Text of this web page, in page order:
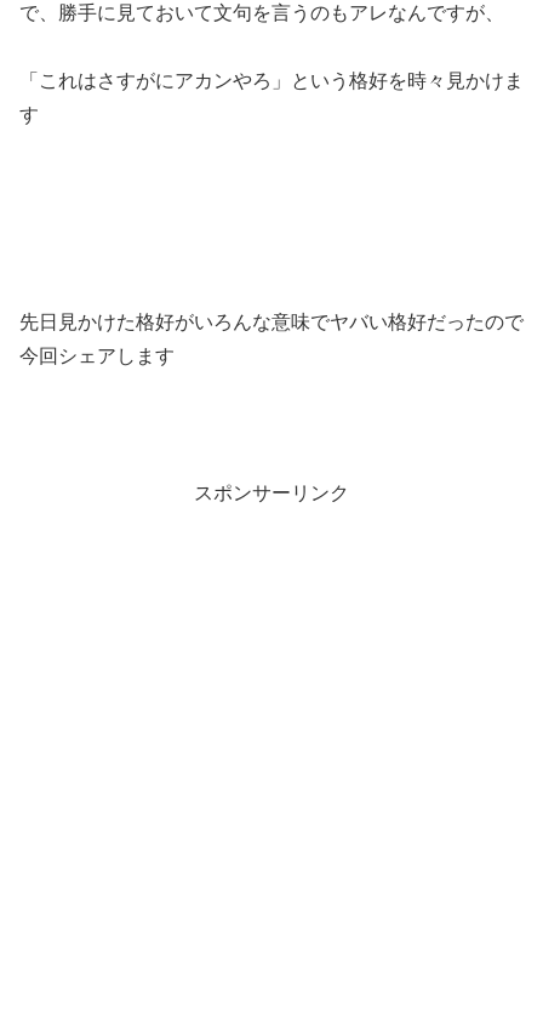
で、勝手に見ておいて文句を言うのもアレなんですが、
「これはさすがにアカンやろ」という格好を時々見かけま
す
先日見かけた格好がいろんな意味でヤバい格好だったので
今回シェアします
スポンサーリンク